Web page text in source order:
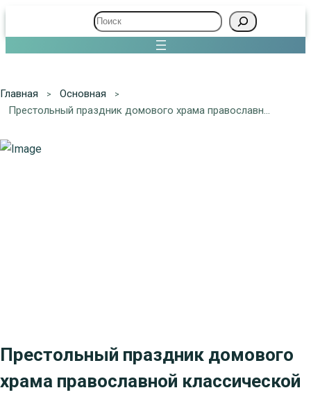
Поиск
Главная
Основная
Престольный праздник домового храма православной классической гимназии «София»
Престольный праздник домового
храма православной классической